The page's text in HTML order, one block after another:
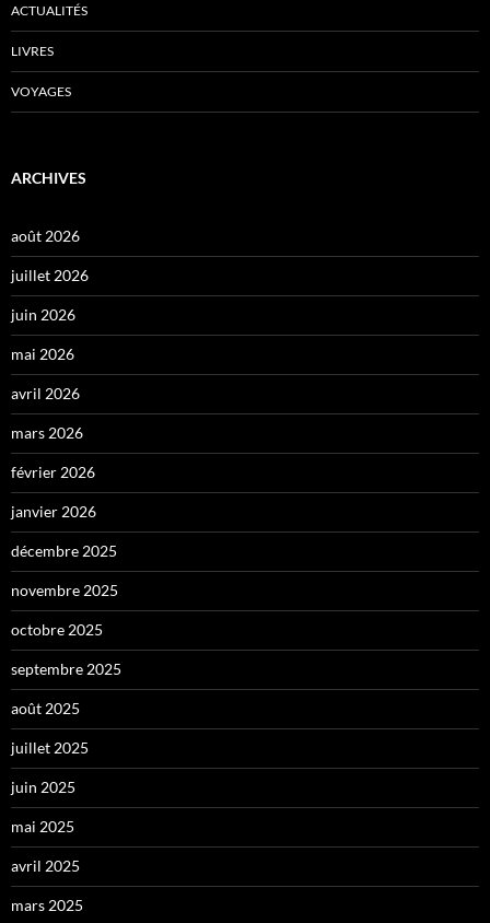
ACTUALITÉS
LIVRES
VOYAGES
ARCHIVES
août 2026
juillet 2026
juin 2026
mai 2026
avril 2026
mars 2026
février 2026
janvier 2026
décembre 2025
novembre 2025
octobre 2025
septembre 2025
août 2025
juillet 2025
juin 2025
mai 2025
avril 2025
mars 2025